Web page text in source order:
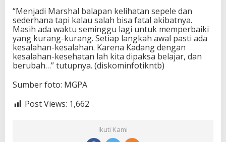
“Menjadi Marshal balapan kelihatan sepele dan
sederhana tapi kalau salah bisa fatal akibatnya.
Masih ada waktu seminggu lagi untuk memperbaiki
yang kurang-kurang. Setiap langkah awal pasti ada
kesalahan-kesalahan. Karena Kadang dengan
kesalahan-kesehatan lah kita dipaksa belajar, dan
berubah…” tutupnya. (diskominfotikntb)
Sumber foto: MGPA
Post Views: 1,662
Ikuti Kami